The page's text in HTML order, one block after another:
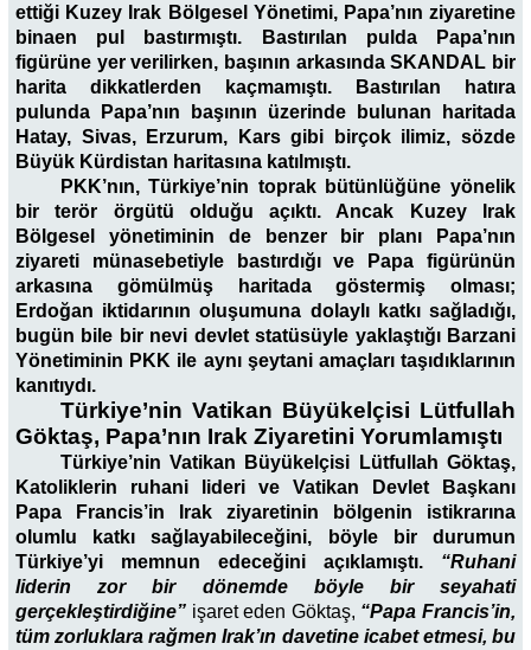
ettiği Kuzey Irak Bölgesel Yönetimi, Papa’nın ziyaretine
binaen pul bastırmıştı. Bastırılan pulda Papa’nın
figürüne yer verilirken, başının arkasında SKANDAL bir
harita dikkatlerden kaçmamıştı. Bastırılan hatıra
pulunda Papa’nın başının üzerinde bulunan haritada
Hatay, Sivas, Erzurum, Kars gibi birçok ilimiz, sözde
Büyük Kürdistan haritasına katılmıştı.
PKK’nın, Türkiye’nin toprak bütünlüğüne yönelik
bir terör örgütü olduğu açıktı. Ancak Kuzey Irak
Bölgesel yönetiminin de benzer bir planı Papa’nın
ziyareti münasebetiyle bastırdığı ve Papa figürünün
arkasına gömülmüş haritada göstermiş olması;
Erdoğan iktidarının oluşumuna dolaylı katkı sağladığı,
bugün bile bir nevi devlet statüsüyle yaklaştığı Barzani
Yönetiminin PKK ile aynı şeytani amaçları taşıdıklarının
kanıtıydı.
Türkiye’nin Vatikan Büyükelçisi Lütfullah
Göktaş, Papa’nın Irak Ziyaretini Yorumlamıştı
Türkiye’nin Vatikan Büyükelçisi Lütfullah Göktaş,
Katoliklerin ruhani lideri ve Vatikan Devlet Başkanı
Papa Francis’in Irak ziyaretinin bölgenin istikrarına
olumlu katkı sağlayabileceğini, böyle bir durumun
Türkiye’yi memnun edeceğini açıklamıştı. “Ruhani
liderin zor bir dönemde böyle bir seyahati
gerçekleştirdiğine” işaret eden Göktaş, “Papa Francis’in,
tüm zorluklara rağmen Irak’ın davetine icabet etmesi, bu